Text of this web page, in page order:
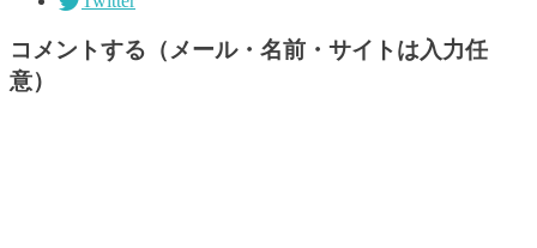
コメントする（メール・名前・サイトは入力任
意）